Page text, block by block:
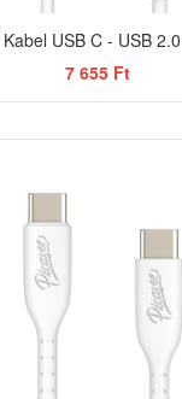
Kabel USB C - USB
7 655 Ft